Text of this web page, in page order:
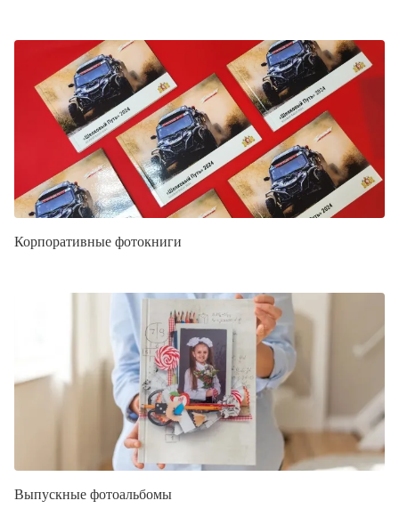
Корпоративные фотокниги
Выпускные фотоальбомы